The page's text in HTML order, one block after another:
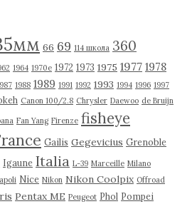
66 69 114 школа 360
1964 1970е 1972 1973 1975 1977 1978
1988 1989 1991 1992 1993 1994 1996 1997
Canon 100/2.8 Chrysler Daewoo de Bruijn
Fan Yang Firenze fisheye
Gailis Gegevicius Grenoble
Igaune Italia L-39 Marceille Milano
Nice Nikon Nikon Coolpix Offroad
Pentax ME Peugeot Phol Pompei